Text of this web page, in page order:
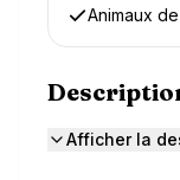
Animaux
Afficher la